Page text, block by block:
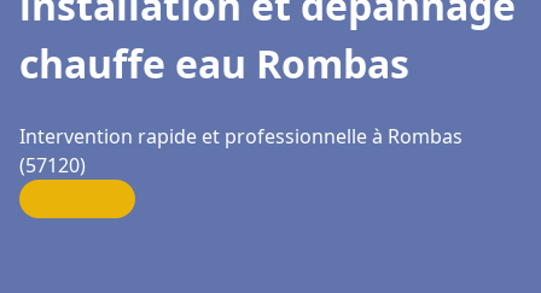
chauffe eau Rombas
Intervention rapide et professionnelle à Rombas
(57120)